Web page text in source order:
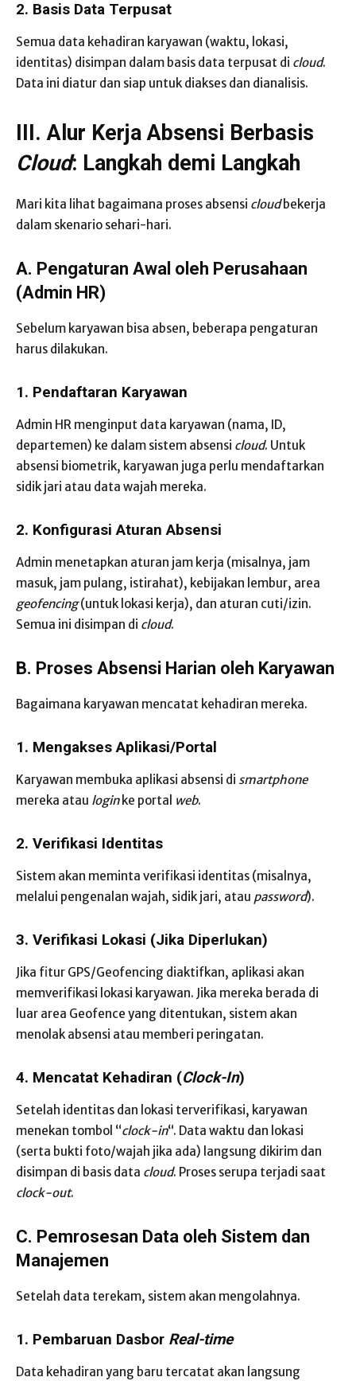
2. Basis Data Terpusat
Semua data kehadiran karyawan (waktu, lokasi,
identitas) disimpan dalam basis data terpusat di cloud.
Data ini diatur dan siap untuk diakses dan dianalisis.
III. Alur Kerja Absensi Berbasis
Cloud: Langkah demi Langkah
Mari kita lihat bagaimana proses absensi cloudbekerja
dalam skenario sehari-hari.
A. Pengaturan Awal oleh Perusahaan
(Admin HR)
Sebelum karyawan bisa absen, beberapa pengaturan
harus dilakukan.
1. Pendaftaran Karyawan
Admin HR menginput data karyawan (nama, ID,
departemen) ke dalam sistem absensi cloud. Untuk
absensi biometrik, karyawan juga perlu mendaftarkan
sidik jari atau data wajah mereka.
2. Konfigurasi Aturan Absensi
Admin menetapkan aturan jam kerja (misalnya, jam
masuk, jam pulang, istirahat), kebijakan lembur, area
geofencing(untuk lokasi kerja), dan aturan cuti/izin.
Semua ini disimpan di cloud.
B. Proses Absensi Harian oleh Karyawan
Bagaimana karyawan mencatat kehadiran mereka.
1. Mengakses Aplikasi/Portal
Karyawan membuka aplikasi absensi di smartphone
mereka atau loginke portal web.
2. Verifikasi Identitas
Sistem akan meminta verifikasi identitas (misalnya,
melalui pengenalan wajah, sidik jari, atau password).
3. Verifikasi Lokasi (Jika Diperlukan)
Jika fitur GPS/Geofencing diaktifkan, aplikasi akan
memverifikasi lokasi karyawan. Jika mereka berada di
luar area Geofence yang ditentukan, sistem akan
menolak absensi atau memberi peringatan.
4. Mencatat Kehadiran (Clock-In)
Setelah identitas dan lokasi terverifikasi, karyawan
menekan tombol “clock-in“. Data waktu dan lokasi
(serta bukti foto/wajah jika ada) langsung dikirim dan
disimpan di basis data cloud. Proses serupa terjadi saat
clock-out.
C. Pemrosesan Data oleh Sistem dan
Manajemen
Setelah data terekam, sistem akan mengolahnya.
1. Pembaruan Dasbor Real-time
Data kehadiran yang baru tercatat akan langsung